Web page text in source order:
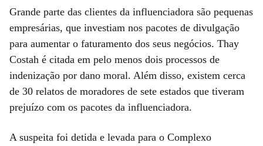
Grande parte das clientes da influenciadora são pequenas
empresárias, que investiam nos pacotes de divulgação
para aumentar o faturamento dos seus negócios. Thay
Costah é citada em pelo menos dois processos de
indenização por dano moral. Além disso, existem cerca
de 30 relatos de moradores de sete estados que tiveram
prejuízo com os pacotes da influenciadora.
A suspeita foi detida e levada para o Complexo